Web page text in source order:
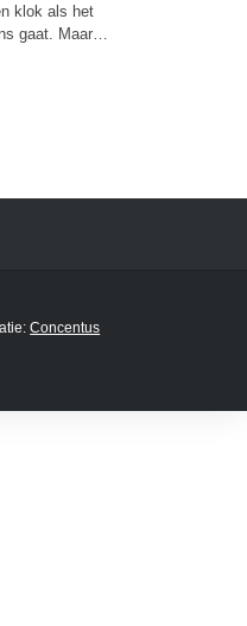
klok als het
gaat. Maar…
Concentus